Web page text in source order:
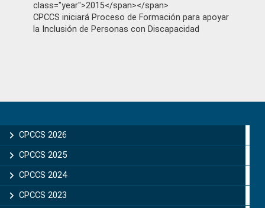
class="year">2015</span></span>
CPCCS iniciará Proceso de Formación para apoyar
la Inclusión de Personas con Discapacidad
Sidebar
CPCCS 2026
CPCCS 2025
CPCCS 2024
CPCCS 2023